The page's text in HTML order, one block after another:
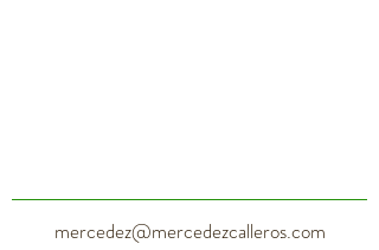
mercedez@mercedezcalleros.com